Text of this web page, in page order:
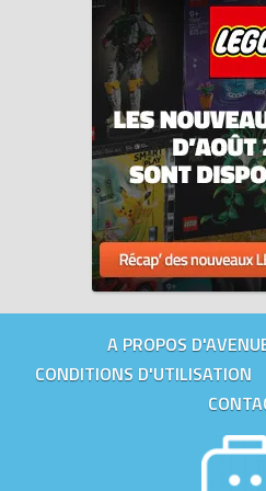
A PROPOS
CONDITIONS D'UTILISATION